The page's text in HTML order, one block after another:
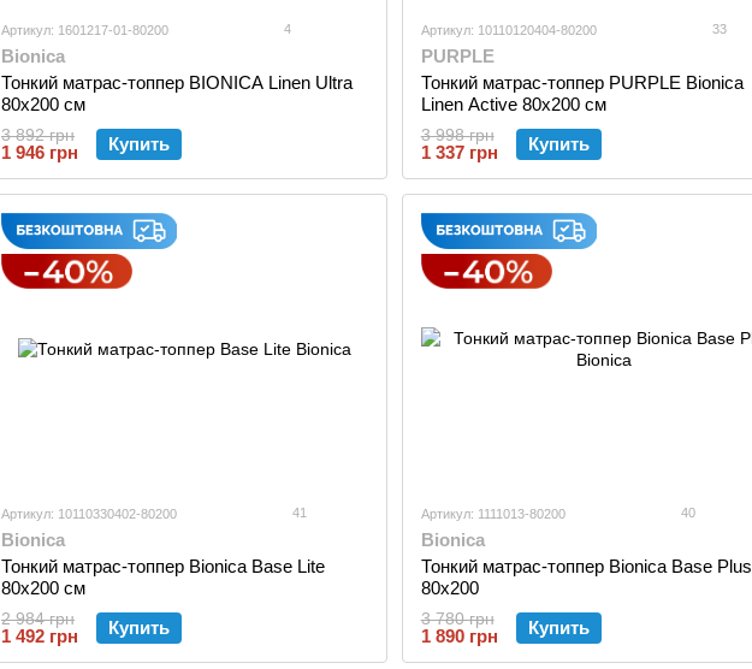
Артикул: 1601217-01-80200 4
Bionica
Тонкий матрас-топпер BIONICA Linen Ultra
80х200 см
3 892 грн
1 946 грн Купить
Артикул: 10110120404-80200 33
PURPLE
Тонкий матраc-топпер PURPLE Bionica
Linen Active 80x200 см
3 998 грн
1 337 грн Купить
Артикул: 10110330402-80200 41
Bionica
Тонкий матраc-топпер Bionica Base Lite
80x200 см
2 984 грн
1 492 грн Купить
Артикул: 1111013-80200 40
Bionica
Тонкий матрас-топпер Bionica Base Plus
80x200
3 780 грн
1 890 грн Купить